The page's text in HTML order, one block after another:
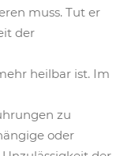
muss. Tut er
der
heilbar ist. Im
zu
oder